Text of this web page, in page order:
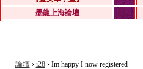
墨龍上海論壇
論壇› i28› Im happy I now registered